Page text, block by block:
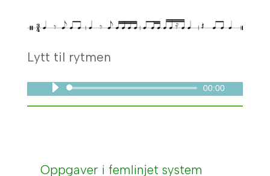
Lytt til rytmen
Lydavspiller 00:00
Oppgaver i femlinjet system